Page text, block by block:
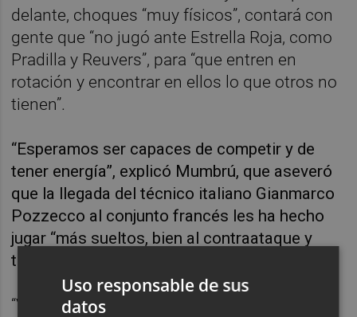
delante, choques “muy físicos”, contará con
gente que “no jugó ante Estrella Roja, como
Pradilla y Reuvers”, para “que entren en
rotación y encontrar en ellos lo que otros no
tienen”.
“Esperamos ser capaces de competir y de
tener energía”, explicó Mumbrú, que aseveró
que la llegada del técnico italiano Gianmarco
Pozzecco al conjunto francés les ha hecho
jugar “más sueltos, bien al contraataque y
tener una defensa más física”.
“Ves la clasificación y piensas que hay que
Uso responsable de sus
datos